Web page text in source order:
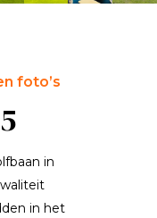
foto’s
in
in het